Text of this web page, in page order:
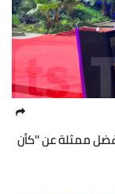
ممثلة عن ''كأن